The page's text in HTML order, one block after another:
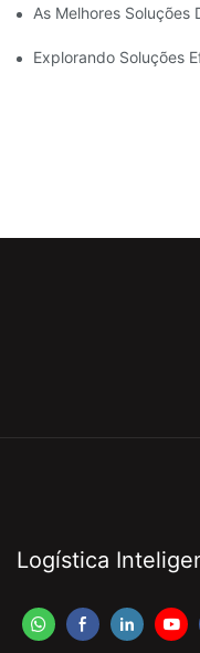
As Melhores Soluções
Explorando Soluções
Logística